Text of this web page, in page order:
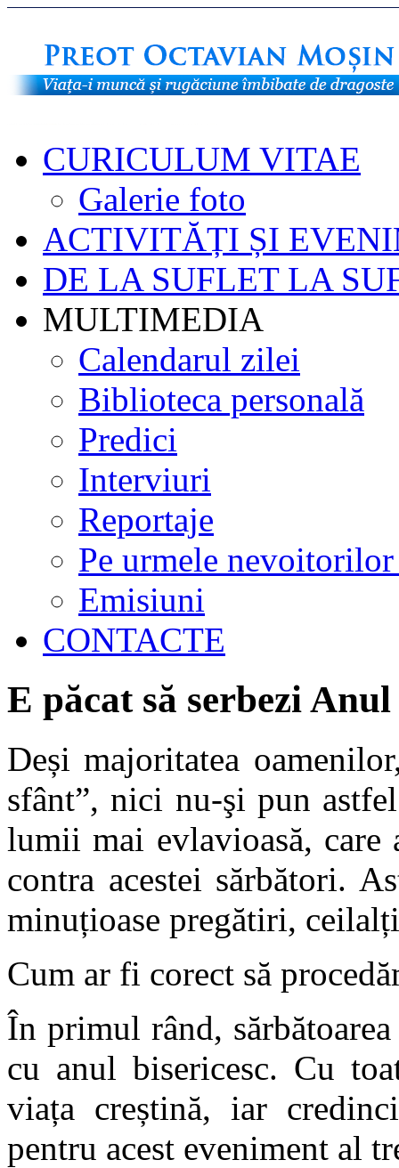
CURICULUM VITAE
Galerie foto
ACTIVITĂȚI ȘI
DE LA SUFLET LA
MULTIMEDIA
Calendarul zilei
Biblioteca personală
Predici
Interviuri
Reportaje
Pe urmele nevoitorilor
Emisiuni
CONTACTE
E păcat să serbezi
Deși majoritatea
sfânt”, nici nu-şi pun
lumii mai evlavioasă, care
contra acestei sărbători.
minuțioase pregătiri,
Cum ar fi corect să
În primul rând,
cu anul bisericesc. Cu
viața creștină, iar
pentru acest eveniment al